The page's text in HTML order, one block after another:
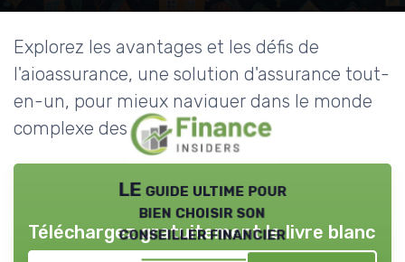
Explorez les avantages et les défis de
l'aioassurance, une solution d'assurance tout-
en-un, pour mieux naviguer dans le monde
complexe des finances.
LE guide ultime pour
bien choisir son
conseiller financier
Téléchargez gratuitement le livre blanc